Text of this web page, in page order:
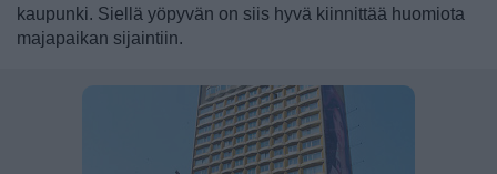
kaupunki. Siellä yöpyvän on siis hyvä kiinnittää huomiota
majapaikan sijaintiin.